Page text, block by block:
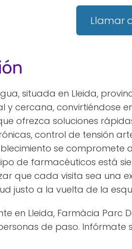
Llamar
situada en Lleida,
cercana, convirtiéndose
ofrezca soluciones
control de tensión
se compromete
de farmacéuticos está
que cada visita sea una
justo a la vuelta de la
en Lleida, Farmàcia Parc
de paso.